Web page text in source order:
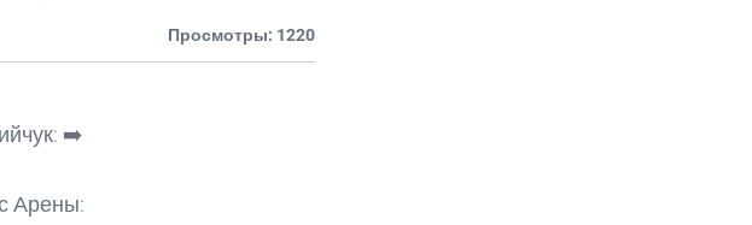
Просмотры: 1220
➡️
Арены: